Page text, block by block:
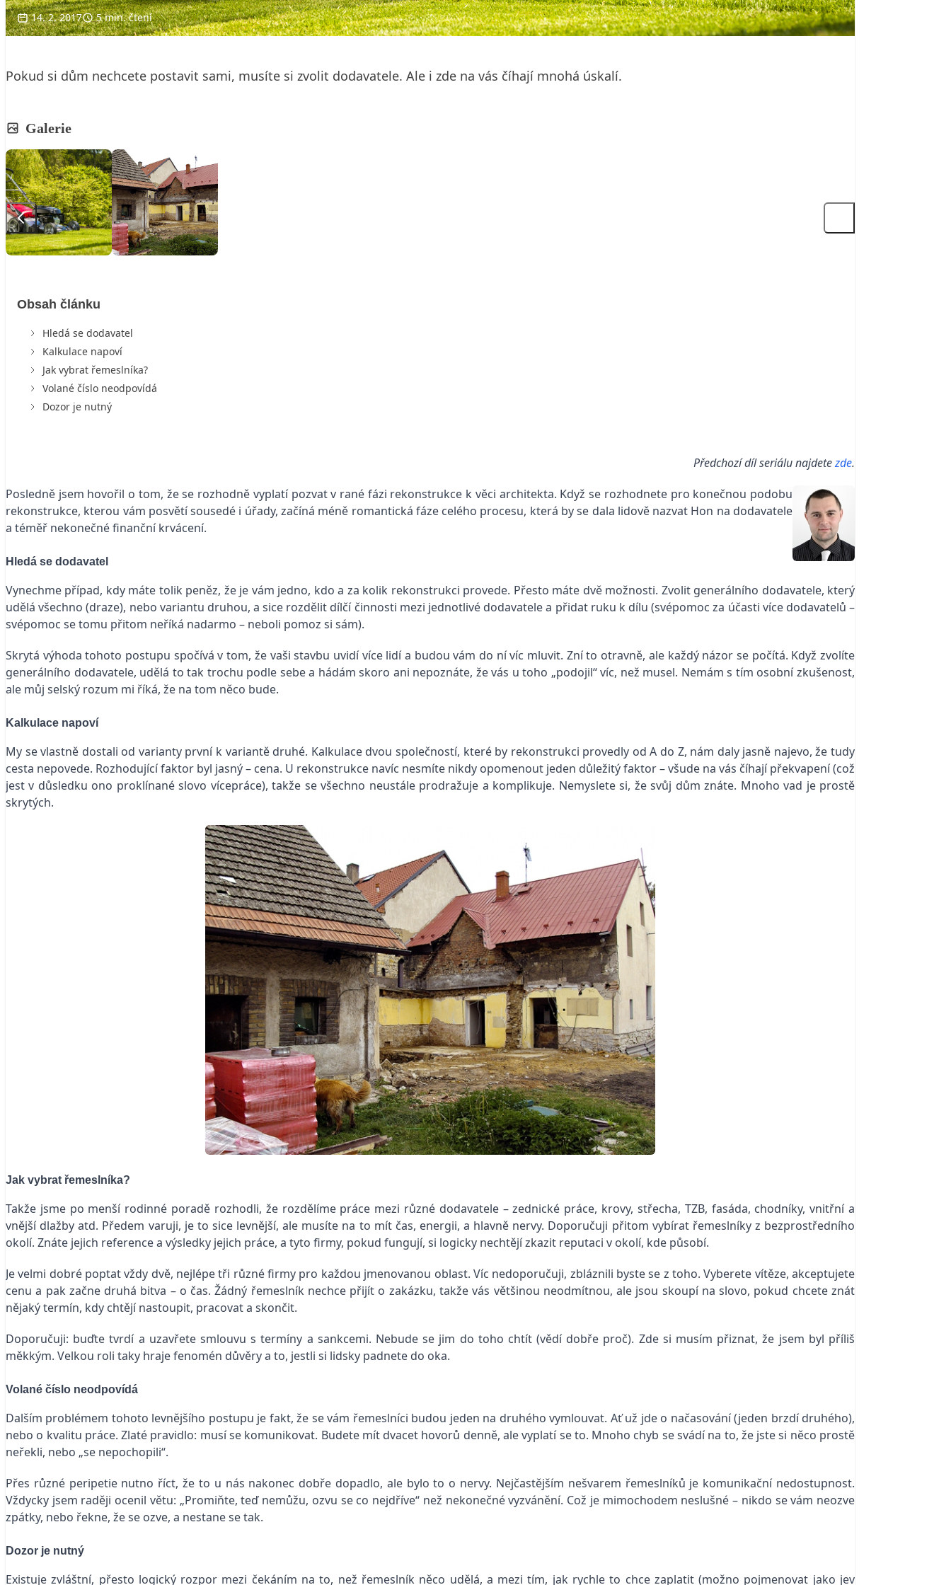
14. 2. 2017 5 min. čtení
Pokud si dům nechcete postavit sami, musíte si zvolit dodavatele. Ale i zde na vás číhají mnohá úskalí.
Galerie
Obsah článku
Hledá se dodavatel
Kalkulace napoví
Jak vybrat řemeslníka?
Volané číslo neodpovídá
Dozor je nutný
Předchozí díl seriálu najdetezde.
Posledně jsem hovořil o tom, že se rozhodně vyplatí pozvat v rané fázi rekonstrukce k věci architekta. Když se rozhodnete pro konečnou podobu
rekonstrukce, kterou vám posvětí sousedé i úřady, začíná méně romantická fáze celého procesu, která by se dala lidově nazvat Hon na dodavatele
a téměř nekonečné finanční krvácení.
Hledá se dodavatel
Vynechme případ, kdy máte tolik peněz, že je vám jedno, kdo a za kolik rekonstrukci provede. Přesto máte dvě možnosti. Zvolit generálního dodavatele, který
udělá všechno (draze), nebo variantu druhou, a sice rozdělit dílčí činnosti mezi jednotlivé dodavatele a přidat ruku k dílu (svépomoc za účasti více dodavatelů –
svépomoc se tomu přitom neříká nadarmo – neboli pomoz si sám).
Skrytá výhoda tohoto postupu spočívá v tom, že vaši stavbu uvidí více lidí a budou vám do ní víc mluvit. Zní to otravně, ale každý názor se počítá. Když zvolíte
generálního dodavatele, udělá to tak trochu podle sebe a hádám skoro ani nepoznáte, že vás u toho „podojil“ víc, než musel. Nemám s tím osobní zkušenost,
ale můj selský rozum mi říká, že na tom něco bude.
Kalkulace napoví
My se vlastně dostali od varianty první k variantě druhé. Kalkulace dvou společností, které by rekonstrukci provedly od A do Z, nám daly jasně najevo, že tudy
cesta nepovede. Rozhodující faktor byl jasný – cena. U rekonstrukce navíc nesmíte nikdy opomenout jeden důležitý faktor – všude na vás číhají překvapení (což
jest v důsledku ono proklínané slovo vícepráce), takže se všechno neustále prodražuje a komplikuje. Nemyslete si, že svůj dům znáte. Mnoho vad je prostě
skrytých.
Jak vybrat řemeslníka?
Takže jsme po menší rodinné poradě rozhodli, že rozdělíme práce mezi různé dodavatele – zednické práce, krovy, střecha, TZB, fasáda, chodníky, vnitřní a
vnější dlažby atd. Předem varuji, je to sice levnější, ale musíte na to mít čas, energii, a hlavně nervy. Doporučuji přitom vybírat řemeslníky z bezprostředního
okolí. Znáte jejich reference a výsledky jejich práce, a tyto firmy, pokud fungují, si logicky nechtějí zkazit reputaci v okolí, kde působí.
Je velmi dobré poptat vždy dvě, nejlépe tři různé firmy pro každou jmenovanou oblast. Víc nedoporučuji, zbláznili byste se z toho. Vyberete vítěze, akceptujete
cenu a pak začne druhá bitva – o čas. Žádný řemeslník nechce přijít o zakázku, takže vás většinou neodmítnou, ale jsou skoupí na slovo, pokud chcete znát
nějaký termín, kdy chtějí nastoupit, pracovat a skončit.
Doporučuji: buďte tvrdí a uzavřete smlouvu s termíny a sankcemi. Nebude se jim do toho chtít (vědí dobře proč). Zde si musím přiznat, že jsem byl příliš
měkkým. Velkou roli taky hraje fenomén důvěry a to, jestli si lidsky padnete do oka.
Volané číslo neodpovídá
Dalším problémem tohoto levnějšího postupu je fakt, že se vám řemeslníci budou jeden na druhého vymlouvat. Ať už jde o načasování (jeden brzdí druhého),
nebo o kvalitu práce. Zlaté pravidlo: musí se komunikovat. Budete mít dvacet hovorů denně, ale vyplatí se to. Mnoho chyb se svádí na to, že jste si něco prostě
neřekli, nebo „se nepochopili“.
Přes různé peripetie nutno říct, že to u nás nakonec dobře dopadlo, ale bylo to o nervy. Nejčastějším nešvarem řemeslníků je komunikační nedostupnost.
Vždycky jsem raději ocenil větu: „Promiňte, teď nemůžu, ozvu se co nejdříve“ než nekonečné vyzvánění. Což je mimochodem neslušné – nikdo se vám neozve
zpátky, nebo řekne, že se ozve, a nestane se tak.
Dozor je nutný
Existuje zvláštní, přesto logický rozpor mezi čekáním na to, než řemeslník něco udělá, a mezi tím, jak rychle to chce zaplatit (možno pojmenovat jako jev